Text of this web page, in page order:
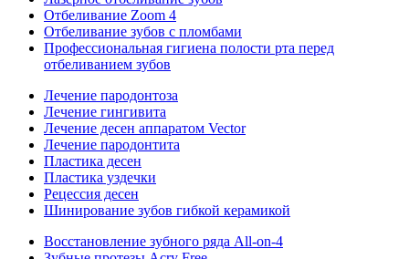
Отбеливание Zoom 4
Отбеливание зубов с пломбами
Профессиональная гигиена полости рта перед
отбеливанием зубов
Лечение пародонтоза
Лечение гингивита
Лечение десен аппаратом Vector
Лечение пародонтита
Пластика десен
Пластика уздечки
Рецессия десен
Шинирование зубов гибкой керамикой
Восстановление зубного ряда All‑on‑4